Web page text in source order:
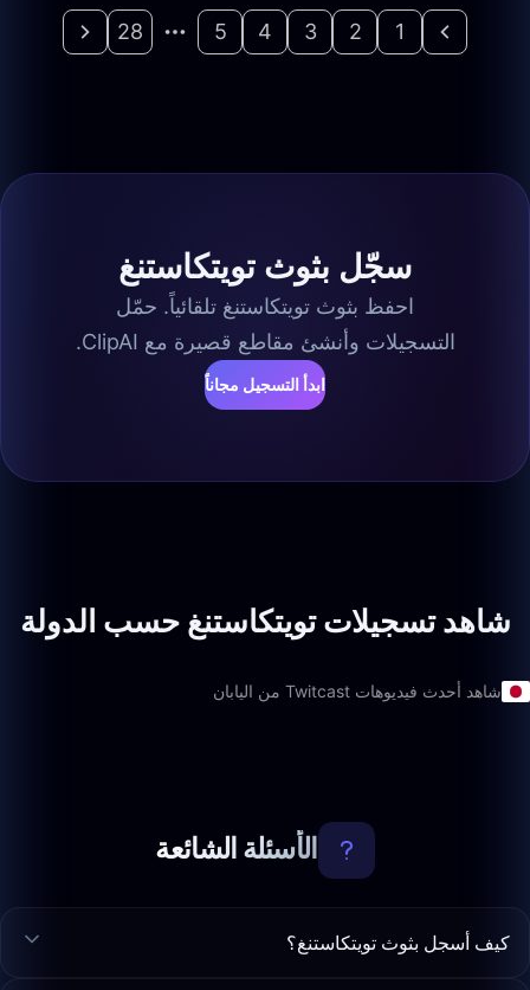
1
2
3
4
5
28
سجّل بثوث تويتكاستنغ
احفظ بثوث تويتكاستنغ تلقائياً. حمّل
التسجيلات وأنشئ مقاطع قصيرة مع ClipAI.
ابدأ التسجيل مجاناً
شاهد تسجيلات تويتكاستنغ حسب الدولة
شاهد أحدث فيديوهات Twitcast من اليابان
الأسئلة الشائعة
كيف أسجل بثوث تويتكاستنغ؟